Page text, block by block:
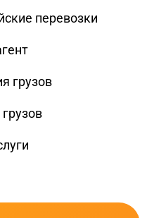
перевозки
грузов